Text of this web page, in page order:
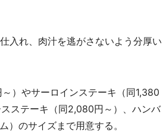
入れ、肉汁を逃がさないよう分厚い
）やサーロインステーキ（同1,380
ステーキ（同2,080円～）、ハンバ
のサイズまで用意する。